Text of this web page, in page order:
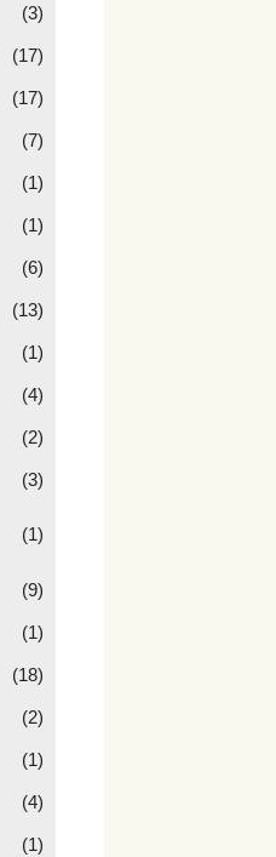
(3)
(17)
(17)
(7)
(1)
(1)
(6)
(13)
(1)
(4)
(2)
(3)
(1)
(9)
(1)
(18)
(2)
(1)
(4)
(1)